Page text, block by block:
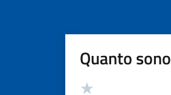
Quanto
Valutazione